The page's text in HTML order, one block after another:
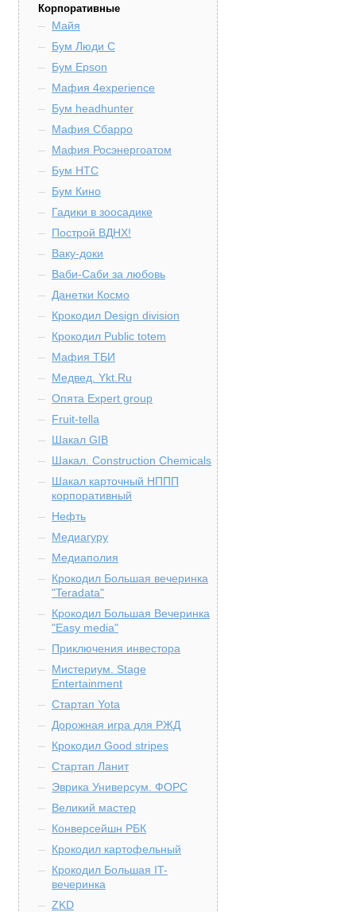
Корпоративные
Майя
Бум Люди С
Бум Epson
Мафия 4experience
Бум headhunter
Мафия Сбарро
Мафия Росэнергоатом
Бум HTC
Бум Кино
Гадики в зоосадике
Построй ВДНХ!
Ваку-доки
Ваби-Саби за любовь
Данетки Космо
Крокодил Design division
Крокодил Public totem
Мафия ТБИ
Медвед. Ykt.Ru
Опята Expert group
Fruit-tella
Шакал GIB
Шакал. Construction Chemicals
Шакал карточный НППП
корпоративный
Нефть
Медиагуру
Медиаполия
Крокодил Большая вечеринка
"Teradata"
Крокодил Большая Вечеринка
"Easy media"
Приключения инвестора
Мистериум. Stage
Entertainment
Стартап Yota
Дорожная игра для РЖД
Крокодил Good stripes
Стартап Ланит
Эврика Универсум. ФОРС
Великий мастер
Конверсейшн РБК
Крокодил картофельный
Крокодил Большая IT-
вечеринка
ZKD